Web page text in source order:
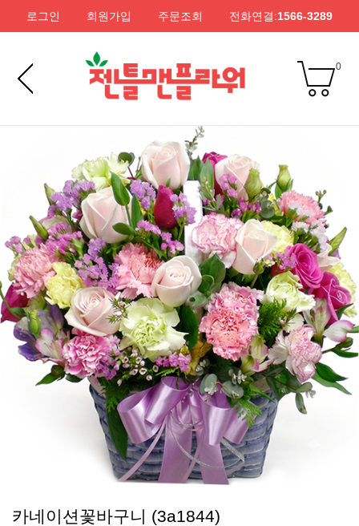
로그인 회원가입 주문조회 전화연결:1566-3289
0
카네이션꽃바구니 (3a1844)